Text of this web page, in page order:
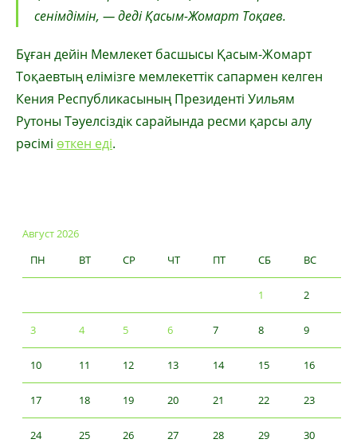
сенімдімін, — деді Қасым-Жомарт Тоқаев.
Бұған дейін Мемлекет басшысы Қасым-Жомарт
Тоқаевтың елімізге мемлекеттік сапармен келген
Кения Республикасының Президенті Уильям
Рутоны Тәуелсіздік сарайында ресми қарсы алу
рәсімі өткен еді.
Август 2026
ПН
ВТ СР ЧТ ПТ СБ ВС
1 2
3 4 5 6 7 8 9
10 11 12 13 14 15 16
17 18 19 20 21 22 23
24 25 26 27 28 29 30